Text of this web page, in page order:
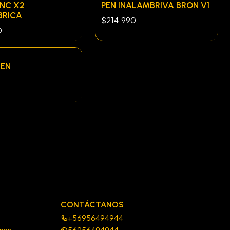
X2
PEN INALAMBRIVA BRON V1
$214.990
CONTÁCTANOS
+56956494944